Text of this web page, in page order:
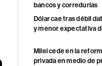
bancos y corredurías
Dólar cae tras débil
y menor expectativa
Milei cede en la
privada en medio de